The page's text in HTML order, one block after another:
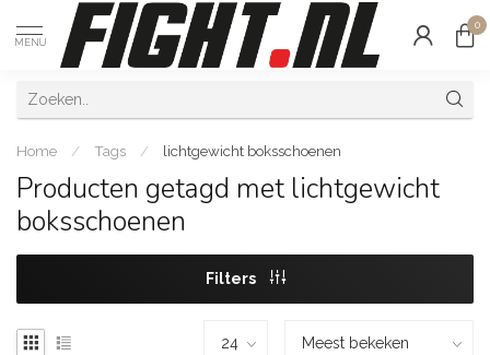
MENU
0
Home / Tags / lichtgewicht boksschoenen
Producten getagd met lichtgewicht
boksschoenen
Filters